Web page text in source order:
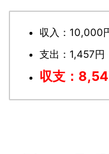
収入：10,000
支出：1,457円
収支：